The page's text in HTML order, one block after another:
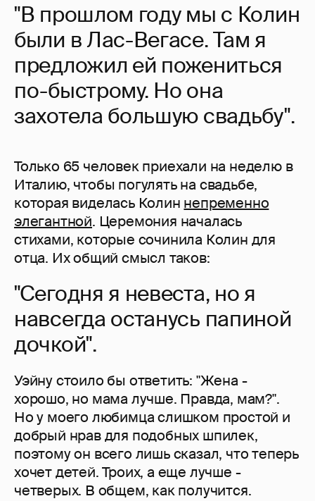
"В прошлом году мы с Колин
были в Лас-Вегасе. Там я
предложил ей пожениться
по-быстрому. Но она
захотела большую свадьбу".
Только 65 человек приехали на неделю в
Италию, чтобы погулять на свадьбе,
которая виделась Колин непременно
элегантной. Церемония началась
стихами, которые сочинила Колин для
отца. Их общий смысл таков:
"Сегодня я невеста, но я
навсегда останусь папиной
дочкой".
Уэйну стоило бы ответить: "Жена -
хорошо, но мама лучше. Правда, мам?".
Но у моего любимца слишком простой и
добрый нрав для подобных шпилек,
поэтому он всего лишь сказал, что теперь
хочет детей. Троих, а еще лучше -
четверых. В общем, как получится.